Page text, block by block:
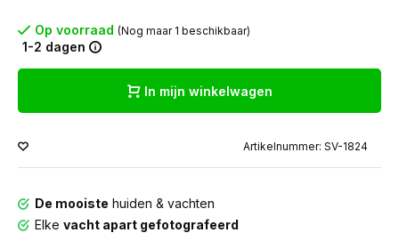
Op voorraad (Nog maar 1 beschikbaar)
1-2 dagen
In mijn winkelwagen
Artikelnummer: SV-1824
De mooiste huiden & vachten
Elke vacht apart gefotografeerd